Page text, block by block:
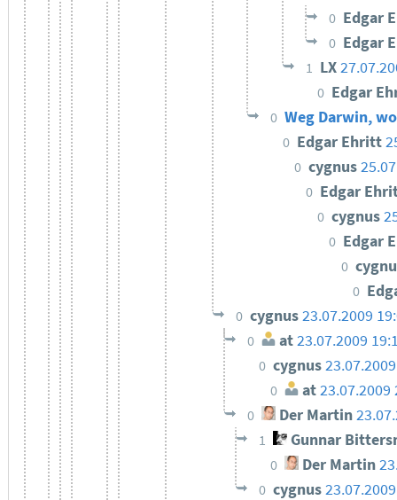
0 Edgar
0 Edgar
1 LX
0 Edgar
0 Weg Darwin,
0 Edgar Ehritt
0 cygnus
0 Edgar
0 cygnus
0 Edgar
0
0
0 cygnus23.07.2009
0 at23.07.2009
0 cygnus
0 at23.07.2009
0 Der Martin
1 Gunnar
0 Der Martin
0 cygnus